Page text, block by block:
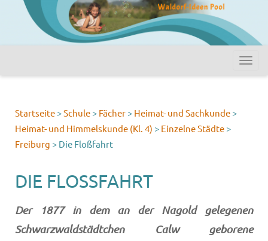
Startseite >Schule > Fächer > Heimat- und Sachkunde >
Heimat- und Himmelskunde (Kl. 4) > Einzelne Städte >
Freiburg > Die Floßfahrt
DIE FLOSSFAHRT
Der 1877 in dem an der Nagold gelegenen
Schwarzwald­städtchen Calw geborene